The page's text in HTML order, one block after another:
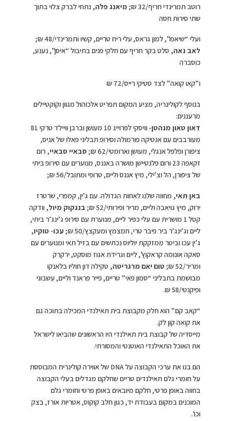
רוטב תמרינדי חריף/32 ₪;
מיאנג פלה,נתחי לברק צלוי בתוך
שתי סירות חסה
ועלי “שיאפו”, למון גראס, עלי ריח טריים, קשיו ותמרינדי/48 ₪;
לאב נאה,סלט בקר חריף עם חלקי פנים בתיבול “איסן”, נענע,
כוסברה
ו”קאו קואה” לצד סטיקי רייס/72 ₪
בנוסף לקולינריה, מציע המקום תפריט אלכוהול מגוון וקוקטיילים
מרעננים:
דאון טאון מנהטן-
וויסקי לפרוייג 10 מעושן וברבן וויילד טרקי 81
מעורבבים עם אנטיקה פורמולה וסירופ תבליני פאלו של אניס,
ציפורן ופלפל אנגלי, מעושן וארומטי/62 ₪;
סבאיי סבאיי,רום
זקאפה 23 ורום פלנטיישן מושרה באננס, מנוערים עם סירופ ביתי
של ציפורן, הל וצ’ילי, מיץ אננס וליים, טרופי ומתובל/56 ₪;
באן תאי, מחווה שלנו לאחות הגדולה. עם ג’ין, קמפרי, שרטרז
ירוק, מיץ גויאבה וליים, מריר ופירותי/52 ₪;
בנגקוק מיול,וודקה
קטל 1 מושרית עם עלי כפיר ליים, מנוערת עם סירופ ג’ינג’ר ביתי,
ליים וג’ינג’ר ביר פיבר טרי, חמצמץ ומעקצץ/50 ₪;
עכו- טוקיו,
ג’ין עכו וביטר ממזקקת יוליוס נכתשים עם בזיל תאי ומנוערים עם
סאקה אונומה קראקוץ’, ליים וגרידת אגוז מוסקט, ירקרק
ומריר/52 ₪;
טום יאם מרגריטה, טקילה דון חוליו בלאנקו
מבושמת בתבליני “סמון פאי” טריים, פייר פראנד וליים, עשבוני
ופיקנטי/58 ₪.
“קאב קם” הוא חלק מקבוצת בית תאילנדי המכילה בתוכה גם
את קואה קון לק.
מייסדיה של קבוצת בית תאילנדי היו הראשונים שהביאו לישראל
את האוכל התאילנדי האוטנטי והמסורתי.
הם בנו את ערכי הקבוצה על DNA של אווירה קולינרית המבוססת
על חומרי גלם תאילנדים טריים שחלקם מגדלים בעלי הקבוצה
בחווה באופן פרטי, חלקם מיובאים באופן פרטי וחומרי גלם
המוכנים במקום בעבודת יד, כגון חלב קוקוס, אטריות אורז, בצק
וכו’.